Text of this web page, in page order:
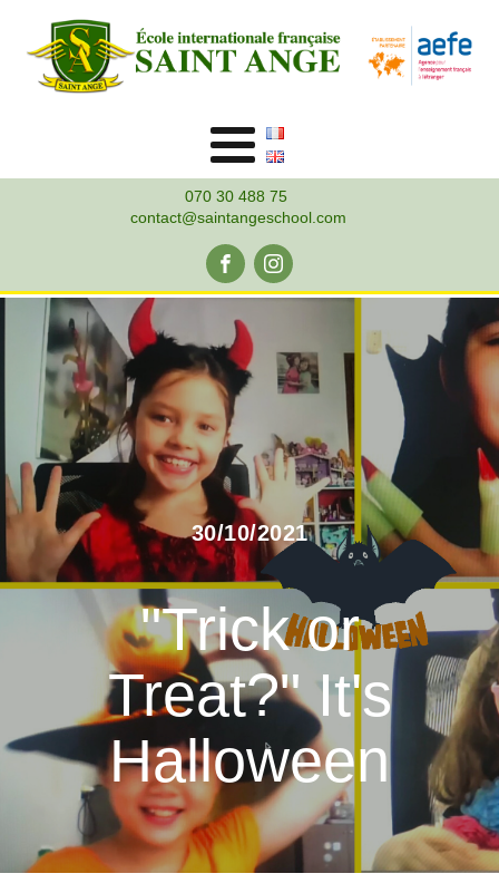
070 30 488 75
contact@saintangeschool.com
30/10/2021
"Trick or
Treat?" It's
Halloween